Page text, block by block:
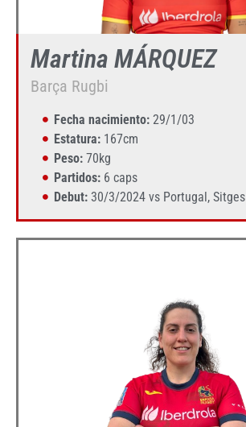
Martina MÁRQUEZ
Barça Rugbi
Fecha nacimiento:29/1/03
Estatura:167cm
Peso:70kg
Partidos:6 caps
Debut:30/3/2024 vs Portugal, Sitges